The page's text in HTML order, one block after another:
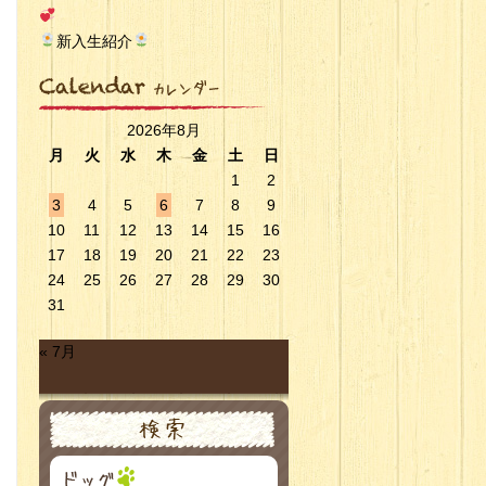
新入生紹介
2026年8月
月
火 水 木 金 土
日
1
2
3
4 5 6 7 8
9
10
11 12 13 14 15
16
17
18 19 20 21 22
23
24
25 26 27 28 29
30
31
« 7月